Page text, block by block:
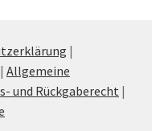
|
| Allgemeine
und Rückgaberecht |